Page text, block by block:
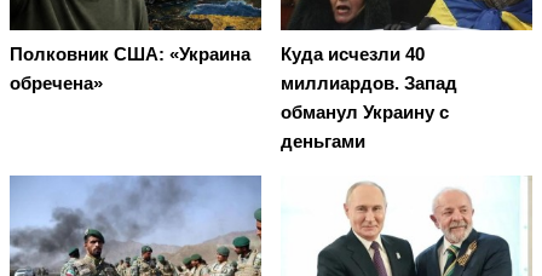
Полковник США: «Украина
обречена»
Куда исчезли 40
миллиардов. Запад
обманул Украину с
деньгами